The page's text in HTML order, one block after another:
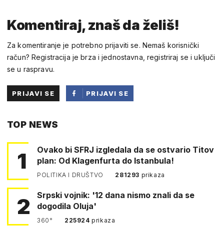
Komentiraj, znaš da želiš!
Za komentiranje je potrebno prijaviti se. Nemaš korisnički
račun? Registracija je brza i jednostavna, registriraj se i uključi
se u raspravu.
PRIJAVI SE
PRIJAVI SE
TOP NEWS
1
Ovako bi SFRJ izgledala da se ostvario Titov
plan: Od Klagenfurta do Istanbula!
POLITIKA I DRUŠTVO 281293 prikaza
2
Srpski vojnik: '12 dana nismo znali da se
dogodila Oluja'
360° 225924prikaza